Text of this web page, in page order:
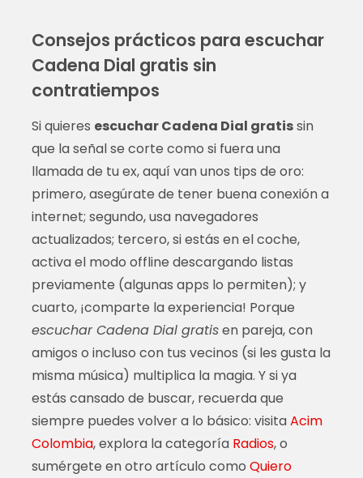
Consejos prácticos para escuchar
Cadena Dial gratis sin
contratiempos
Si quieres escuchar Cadena Dial gratissin
que la señal se corte como si fuera una
llamada de tu ex, aquí van unos tips de oro:
primero, asegúrate de tener buena conexión a
internet; segundo, usa navegadores
actualizados; tercero, si estás en el coche,
activa el modo offline descargando listas
previamente (algunas apps lo permiten); y
cuarto, ¡comparte la experiencia! Porque
escuchar Cadena Dial gratisen pareja, con
amigos o incluso con tus vecinos (si les gusta la
misma música) multiplica la magia. Y si ya
estás cansado de buscar, recuerda que
siempre puedes volver a lo básico: visitaAcim
Colombia, explora la categoría Radios, o
sumérgete en otro artículo como Quiero